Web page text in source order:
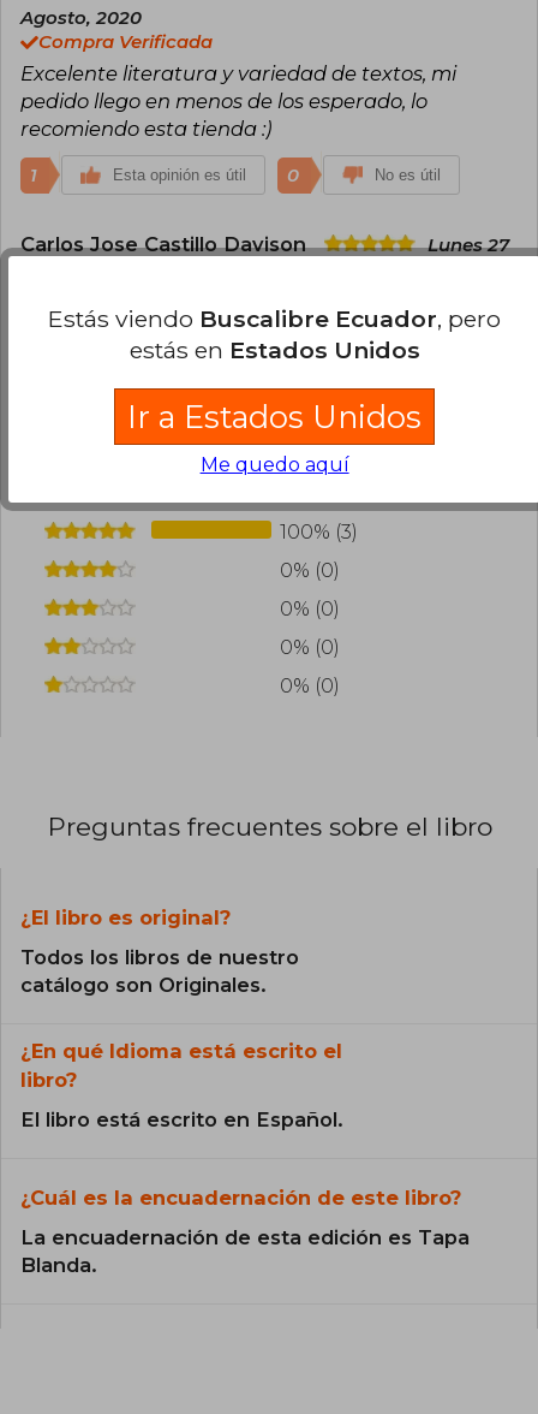
Agosto, 2020
Compra Verificada
Excelente literatura y variedad de textos, mi
pedido llego en menos de los esperado, lo
recomiendo esta tienda :)
1 Esta opinión es útil 0 No es útil
Carlos Jose Castillo Davison
Lunes 27
Excelente
¿Leíste este libro? Inicia sesiónpara poder
agregar tu propia evaluación.
100% (3)
0% (0)
0% (0)
0% (0)
0% (0)
Preguntas frecuentes sobre el libro
¿El libro es original?
Todos los libros de nuestro
catálogo son Originales.
¿En qué Idioma está escrito el
libro?
El libro está escrito en Español.
¿Cuál es la encuadernación de este libro?
La encuadernación de esta edición es Tapa
Blanda.
Estás viendo Buscalibre Ecuador, pero
estás en Estados Unidos
Ir a Estados Unidos
Me quedo aquí